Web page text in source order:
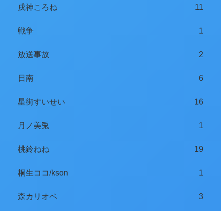
戌神ころね 11
戦争 1
放送事故 2
日南 6
星街すいせい 16
月ノ美兎 1
桃鈴ねね 19
桐生ココ/kson 1
森カリオペ 3